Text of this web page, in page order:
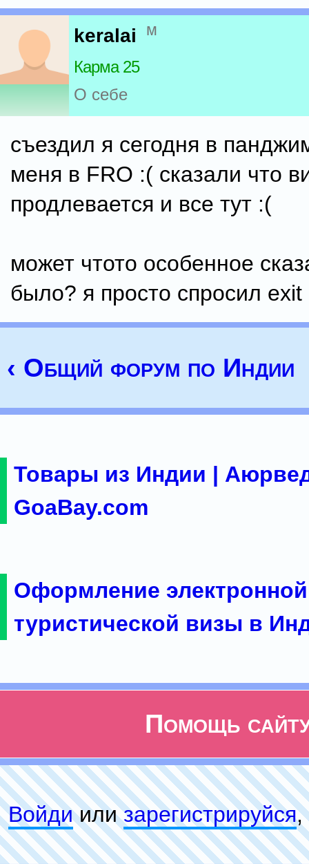
keralai м
Карма 25
О себе
съездил я сегодня в
меня в FRO :( сказали что
продлевается и все тут :(
может чтото особенное
было? я просто спросил exit
‹ Общий форум по Индии
Товары из Индии |
GoaBay.com
Оформление электронной
туристической визы в
Помощь
Войдиилизарeгиcтpируйся,